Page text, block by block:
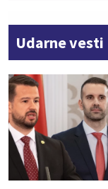
Udarne vesti